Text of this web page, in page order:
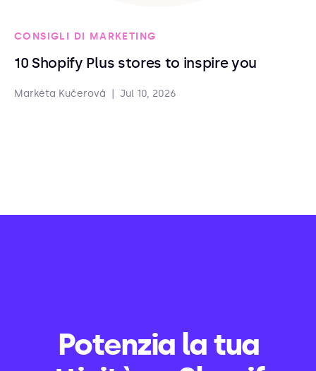
CONSIGLI DI MARKETING
10 Shopify Plus stores to inspire you
Markéta Kučerová Jul 10, 2026
Potenzia la tua